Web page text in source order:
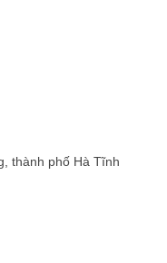
thành phố Hà Tĩnh